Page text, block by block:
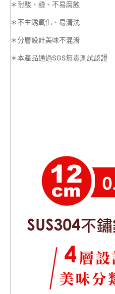
＊耐酸、鹼、不易腐蝕
＊不生銹氧化、易清洗
＊分層設計美味不混淆
＊本產品通過SGS無毒測試認證